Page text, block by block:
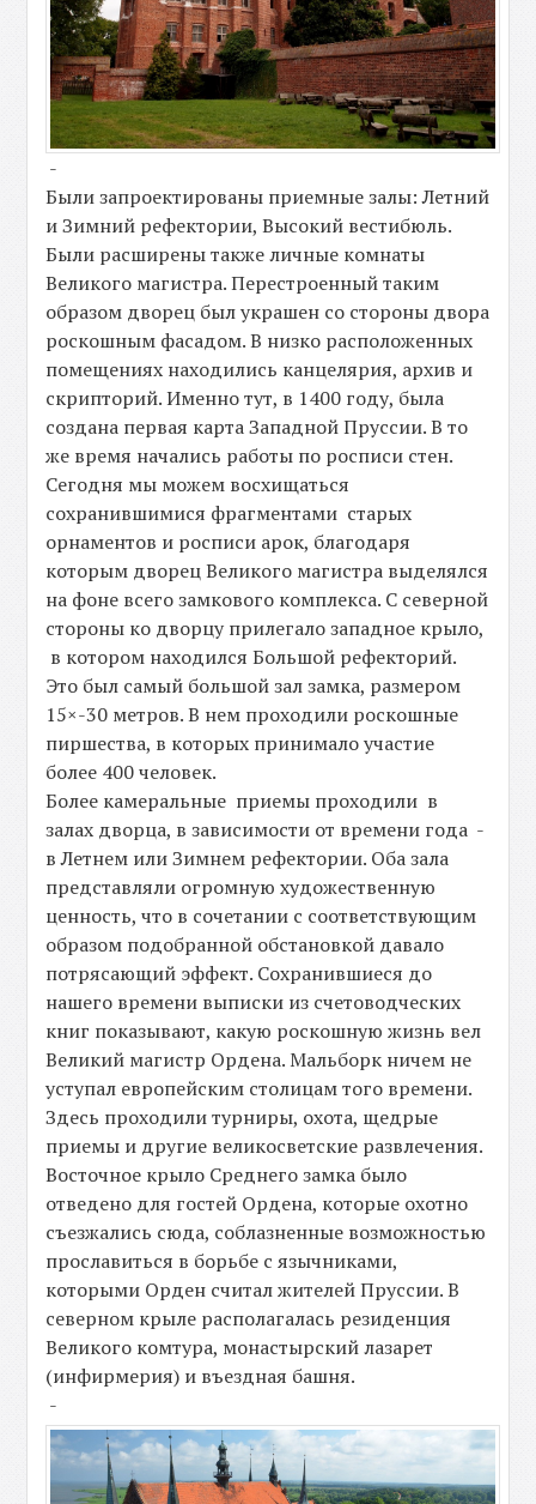
-
Были запроектированы приемные залы: Летний
и Зимний рефектории, Высокий вестибюль.
Были расширены также личные комнаты
Великого магистра. Перестроенный таким
образом дворец был украшен со стороны двора
роскошным фасадом. В низко расположенных
помещениях находились канцелярия, архив и
скрипторий. Именно тут, в 1400 году, была
создана первая карта Западной Пруссии. В то
же время начались работы по росписи стен.
Сегодня мы можем восхищаться
сохранившимися фрагментами старых
орнаментов и росписи арок, благодаря
которым дворец Великого магистра выделялся
на фоне всего замкового комплекса. С северной
стороны ко дворцу прилегало западное крыло,
в котором находился Большой рефекторий.
Это был самый большой зал замка, размером
15×-30 метров. В нем проходили роскошные
пиршества, в которых принимало участие
более 400 человек.
Более камеральные приемы проходили в
залах дворца, в зависимости от времени года -
в Летнем или Зимнем рефектории. Оба зала
представляли огромную художественную
ценность, что в сочетании с соответствующим
образом подобранной обстановкой давало
потрясающий эффект. Сохранившиеся до
нашего времени выписки из счетоводческих
книг показывают, какую роскошную жизнь вел
Великий магистр Ордена. Мальборк ничем не
уступал европейским столицам того времени.
Здесь проходили турниры, охота, щедрые
приемы и другие великосветские развлечения.
Восточное крыло Среднего замка было
отведено для гостей Ордена, которые охотно
съезжались сюда, соблазненные возможностью
прославиться в борьбе с язычниками,
которыми Орден считал жителей Пруссии. В
северном крыле располагалась резиденция
Великого комтура, монастырский лазарет
(инфирмерия) и въездная башня.
-